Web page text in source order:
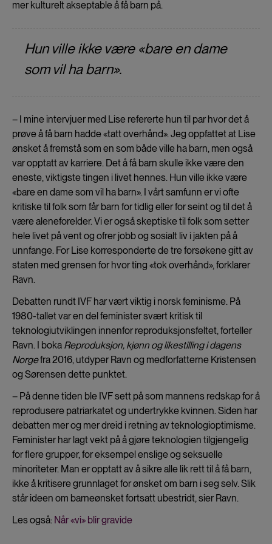
mer kulturelt akseptable å få barn på.
Hun ville ikke være «bare en dame
som vil ha barn».
– I mine intervjuer med Lise refererte hun til par hvor det å
prøve å få barn hadde «tatt overhånd». Jeg oppfattet at Lise
ønsket å fremstå som en som både ville ha barn, men også
var opptatt av karriere. Det å få barn skulle ikke være den
eneste, viktigste tingen i livet hennes. Hun ville ikke være
«bare en dame som vil ha barn». I vårt samfunn er vi ofte
kritiske til folk som får barn for tidlig eller for seint og til det å
være aleneforelder. Vi er også skeptiske til folk som setter
hele livet på vent og ofrer jobb og sosialt liv i jakten på å
unnfange. For Lise korresponderte de tre forsøkene gitt av
staten med grensen for hvor ting «tok overhånd», forklarer
Ravn.
Debatten rundt IVF har vært viktig i norsk feminisme. På
1980-tallet var en del feminister svært kritisk til
teknologiutviklingen innenfor reproduksjonsfeltet, forteller
Ravn. I boka Reproduksjon, kjønn og likestilling i dagens
Norgefra 2016, utdyper Ravn og medforfatterne Kristensen
og Sørensen dette punktet.
– På denne tiden ble IVF sett på som mannens redskap for å
reprodusere patriarkatet og undertrykke kvinnen. Siden har
debatten mer og mer dreid i retning av teknologioptimisme.
Feminister har lagt vekt på å gjøre teknologien tilgjengelig
for flere grupper, for eksempel enslige og seksuelle
minoriteter. Man er opptatt av å sikre alle lik rett til å få barn,
ikke å kritisere grunnlaget for ønsket om barn i seg selv. Slik
står ideen om barneønsket fortsatt ubestridt, sier Ravn.
Les også: Når «vi» blir gravide